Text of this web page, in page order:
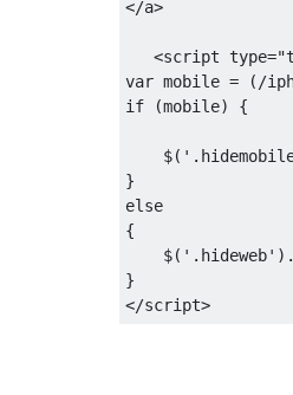
</a>
<script type=
var mobile = ( /
if (mobile) {
    $(
else
{
    $(
'.hideweb'
</script>